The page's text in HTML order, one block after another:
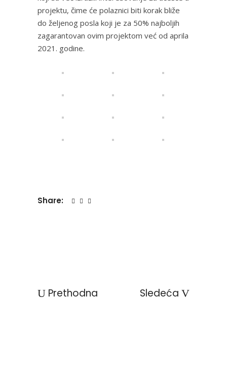
projektu, čime će polaznici biti korak bliže
do željenog posla koji je za 50% najboljih
zagarantovan ovim projektom već od aprila
2021. godine.
Share:
Prethodna Sledeća